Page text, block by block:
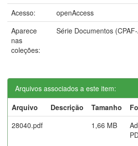
Acesso:
openAccess
Aparece
nas
coleções:
Série Documentos
Arquivos associados a este item:
Arquivo
Descrição Tamanho
28040.pdf
1,66 MB